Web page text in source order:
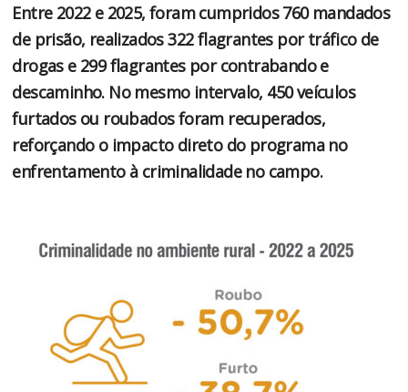
Entre 2022 e 2025, foram cumpridos 760 mandados
de prisão, realizados 322 flagrantes por tráfico de
drogas e 299 flagrantes por contrabando e
descaminho. No mesmo intervalo, 450 veículos
furtados ou roubados foram recuperados,
reforçando o impacto direto do programa no
enfrentamento à criminalidade no campo.